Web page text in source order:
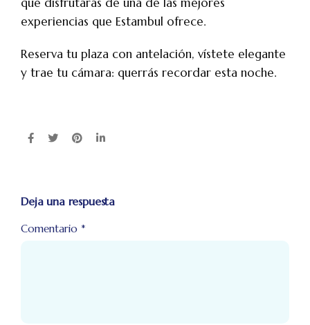
experiencias que Estambul ofrece.
Reserva tu plaza con antelación, vístete elegante
y trae tu cámara: querrás recordar esta noche.
Deja una respuesta
Comentario *